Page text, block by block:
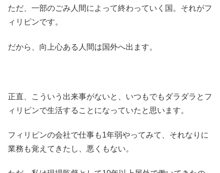
ただ、一部のごみ人間によって終わっていく国。それがフ
ィリピンです。
だから、向上心ある人間は国外へ出ます。
正直、こういう出来事がないと、いつもでもダラダラとフ
ィリピンで生活することになっていたと思います。
フィリピンの会社で仕事も1年弱やってみて、それなりに
業務も覚えてきたし、悪くもない。